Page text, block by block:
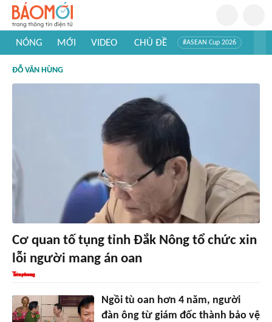
NÓNG MỚI VIDEO CHỦ ĐỀ #ASEAN Cup 2026
#Khám phá thế giới
ĐỖ VĂN HÙNG
Cơ quan tố tụng tỉnh Đắk Nông tổ chức xin
lỗi người mang án oan
Ngồi tù oan hơn 4 năm, người
đàn ông từ giám đốc thành bảo vệ